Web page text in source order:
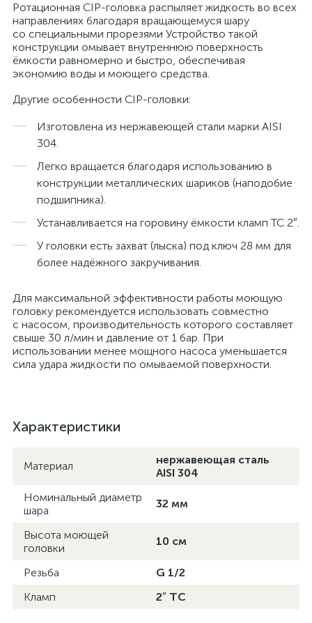
Ротационная CIP-головка распыляет жидкость во всех
направлениях благодаря вращающемуся шару
со специальными прорезями Устройство такой
конструкции омывает внутреннюю поверхность
ёмкости равномерно и быстро, обеспечивая
экономию воды и моющего средства.
Другие особенности CIP-головки:
Изготовлена из нержавеющей стали марки AISI
304.
Легко вращается благодаря использованию в
конструкции металлических шариков (наподобие
подшипника).
Устанавливается на горовину ёмкости кламп TC 2″.
У головки есть захват (лыска) под ключ 28 мм для
более надёжного закручивания.
Для максимальной эффективности работы моющую
головку рекомендуется использовать совместно
с насосом, производительность которого составляет
свыше 30 л/мин и давление от 1 бар. При
использовании менее мощного насоса уменьшается
сила удара жидкости по омываемой поверхности.
Характеристики
Материал
нержавеющая сталь
AISI 304
Номинальный диаметр
шара
32 мм
Высота моющей
головки
10 см
Резьба
G 1/2
Кламп
2″ TC